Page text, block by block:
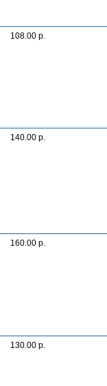
108.00 р.
140.00 р.
160.00 р.
130.00 р.